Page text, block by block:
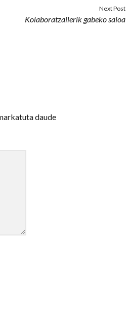
Next Post
Kolaboratzailerik gabeko saioa
daude